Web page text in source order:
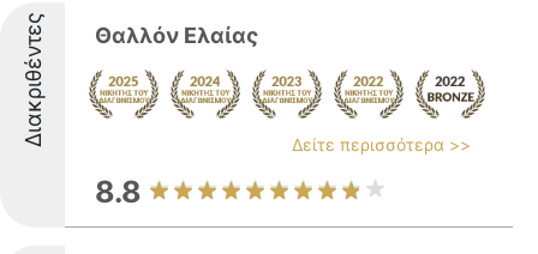
Διακριθέντες Θαλλόν Ελαίας
Δείτε περισσότερα >>
8.8